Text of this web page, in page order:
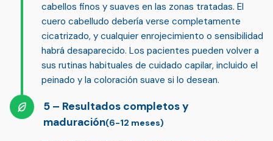
cabellos finos y suaves en las zonas tratadas. El
cuero cabelludo debería verse completamente
cicatrizado, y cualquier enrojecimiento o sensibilidad
habrá desaparecido. Los pacientes pueden volver a
sus rutinas habituales de cuidado capilar, incluido el
peinado y la coloración suave si lo desean.
Resultados completos y
maduración(6-12 meses)